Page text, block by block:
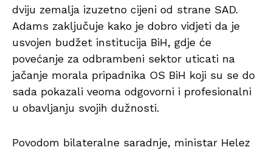
dviju zemalja izuzetno cijeni od strane SAD.
Adams zaključuje kako je dobro vidjeti da je
usvojen budžet institucija BiH, gdje će
povećanje za odbrambeni sektor uticati na
jačanje morala pripadnika OS BiH koji su se do
sada pokazali veoma odgovorni i profesionalni
u obavljanju svojih dužnosti.
Povodom bilateralne saradnje, ministar Helez